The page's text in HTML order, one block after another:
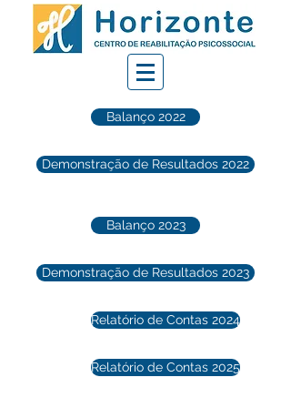
Balanço 2022
Demonstração de Resultados 2022
Balanço 2023
Demonstração de Resultados 2023
Relatório de Contas 2024
Relatório de Contas 2025